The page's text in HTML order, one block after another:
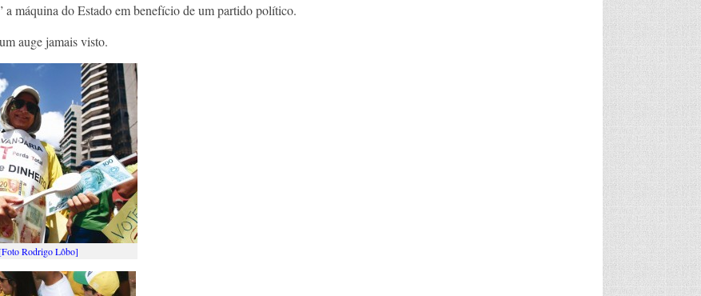
a máquina do Estado em benefício de um partido político.
auge jamais visto.
Rodrigo Lôbo]